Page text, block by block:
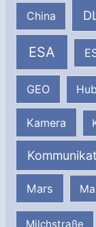
China
ESA
GEO
Kamera
Mars
Milchstraße